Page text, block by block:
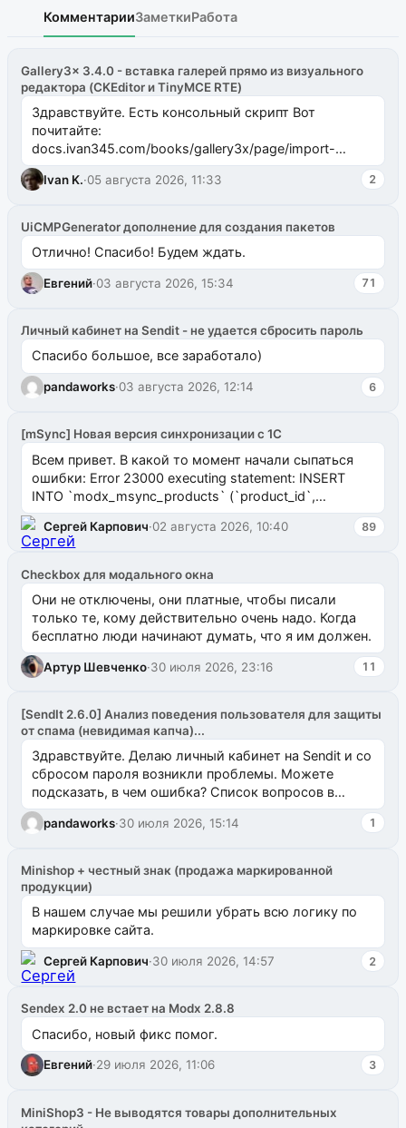
КомментарииЗаметкиРабота
Gallery3x 3.4.0 - вставка галерей прямо из визуального
редактора (CKEditor и TinyMCE RTE)
Здравствуйте. Есть консольный скрипт Вот
почитайте:
docs.ivan345.com/books/gallery3x/page/import-
ms2galleryphp
Ivan K.·05 августа 2026, 11:33 2
UiCMPGenerator дополнение для создания пакетов
Отлично! Спасибо! Будем ждать.
Евгений·03 августа 2026, 15:34 71
Личный кабинет на Sendit - не удается сбросить пароль
Спасибо большое, все заработало)
pandaworks·03 августа 2026, 12:14 6
[mSync] Новая версия синхронизации с 1С
Всем привет. В какой то момент начали сыпаться
ошибки: Error 23000 executing statement: INSERT
INTO `modx_msync_products` (`product_id`,
`uuid_1c`) VALUES ...
Сергей Карпович·02 августа 2026, 10:40 89
Checkbox для модального окна
Они не отключены, они платные, чтобы писали
только те, кому действительно очень надо. Когда
бесплатно люди начинают думать, что я им должен.
Артур Шевченко·30 июля 2026, 23:16 11
[SendIt 2.6.0] Анализ поведения пользователя для защиты
от спама (невидимая капча)...
Здравствуйте. Делаю личный кабинет на Sendit и со
сбросом пароля возникли проблемы. Можете
подсказать, в чем ошибка? Список вопросов в
одноименном разделе на modx.pro пока пуст, и,...
pandaworks·30 июля 2026, 15:14 1
Minishop + честный знак (продажа маркированной
продукции)
В нашем случае мы решили убрать всю логику по
маркировке сайта.
Сергей Карпович·30 июля 2026, 14:57 2
Sendex 2.0 не встает на Modx 2.8.8
Спасибо, новый фикс помог.
Евгений·29 июля 2026, 11:06 3
MiniShop3 - Не выводятся товары дополнительных